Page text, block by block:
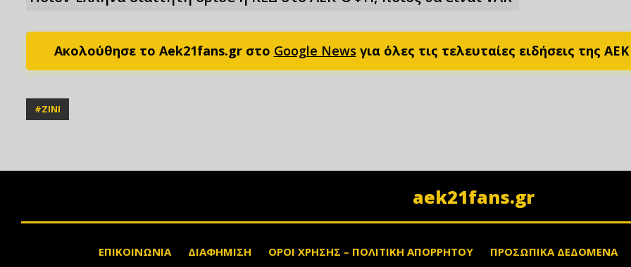
Ακολούθησε το Aek21fans.gr στο Google News για όλες τις τελευταίες ειδήσεις της ΑΕΚ
#ΖΙΝΙ
aek21fans.gr
ΕΠΙΚΟΙΝΩΝΙΑ ΔΙΑΦΗΜΙΣΗ ΟΡΟΙ ΧΡΗΣΗΣ – ΠΟΛΙΤΙΚΗ ΑΠΟΡΡΗΤΟΥ ΠΡΟΣΩΠΙΚΑ ΔΕΔΟΜΕΝΑ